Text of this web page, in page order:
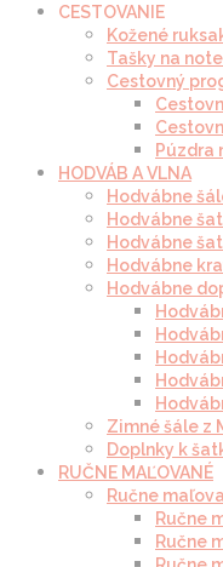
CESTOVANIE
Kožené
Tašky na
Cestovný
Púzdra
HODVÁB A VLNA
Hodvábne
Hodvábne
Hodvábne
Hodvábne
Hodvábne
Zimné šále z
Doplnky k
RUČNE MAĽOVANÉ
Ručne
Ručne
Ručne